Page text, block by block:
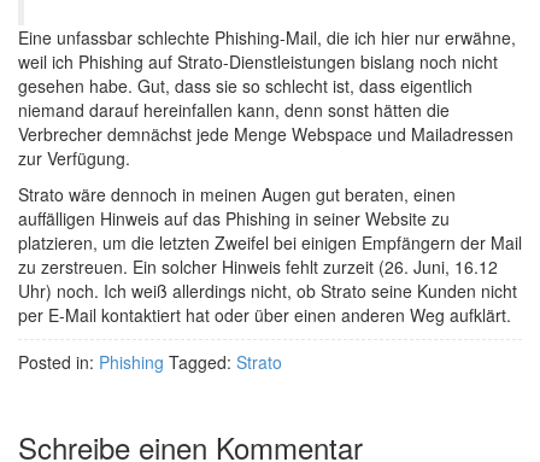
Eine unfassbar schlechte Phishing-Mail, die ich hier nur erwähne,
weil ich Phishing auf Strato-Dienstleistungen bislang noch nicht
gesehen habe. Gut, dass sie so schlecht ist, dass eigentlich
niemand darauf hereinfallen kann, denn sonst hätten die
Verbrecher demnächst jede Menge Webspace und Mailadressen
zur Verfügung.
Strato wäre dennoch in meinen Augen gut beraten, einen
auffälligen Hinweis auf das Phishing in seiner Website zu
platzieren, um die letzten Zweifel bei einigen Empfängern der Mail
zu zerstreuen. Ein solcher Hinweis fehlt zurzeit (26. Juni, 16.12
Uhr) noch. Ich weiß allerdings nicht, ob Strato seine Kunden nicht
per E-Mail kontaktiert hat oder über einen anderen Weg aufklärt.
Posted in: Phishing Tagged: Strato
Schreibe einen Kommentar